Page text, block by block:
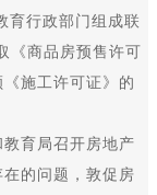
育行政部门组成联
《商品房预售许可
施工许可证》的
育局召开房地产
的问题，敦促房